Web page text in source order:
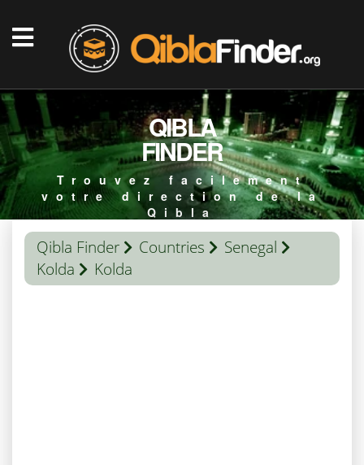
QIBLA
FINDER
Trouvez facilement
votre direction de la
Qibla
Qibla Finder Countries
Senegal
Kolda
Kolda